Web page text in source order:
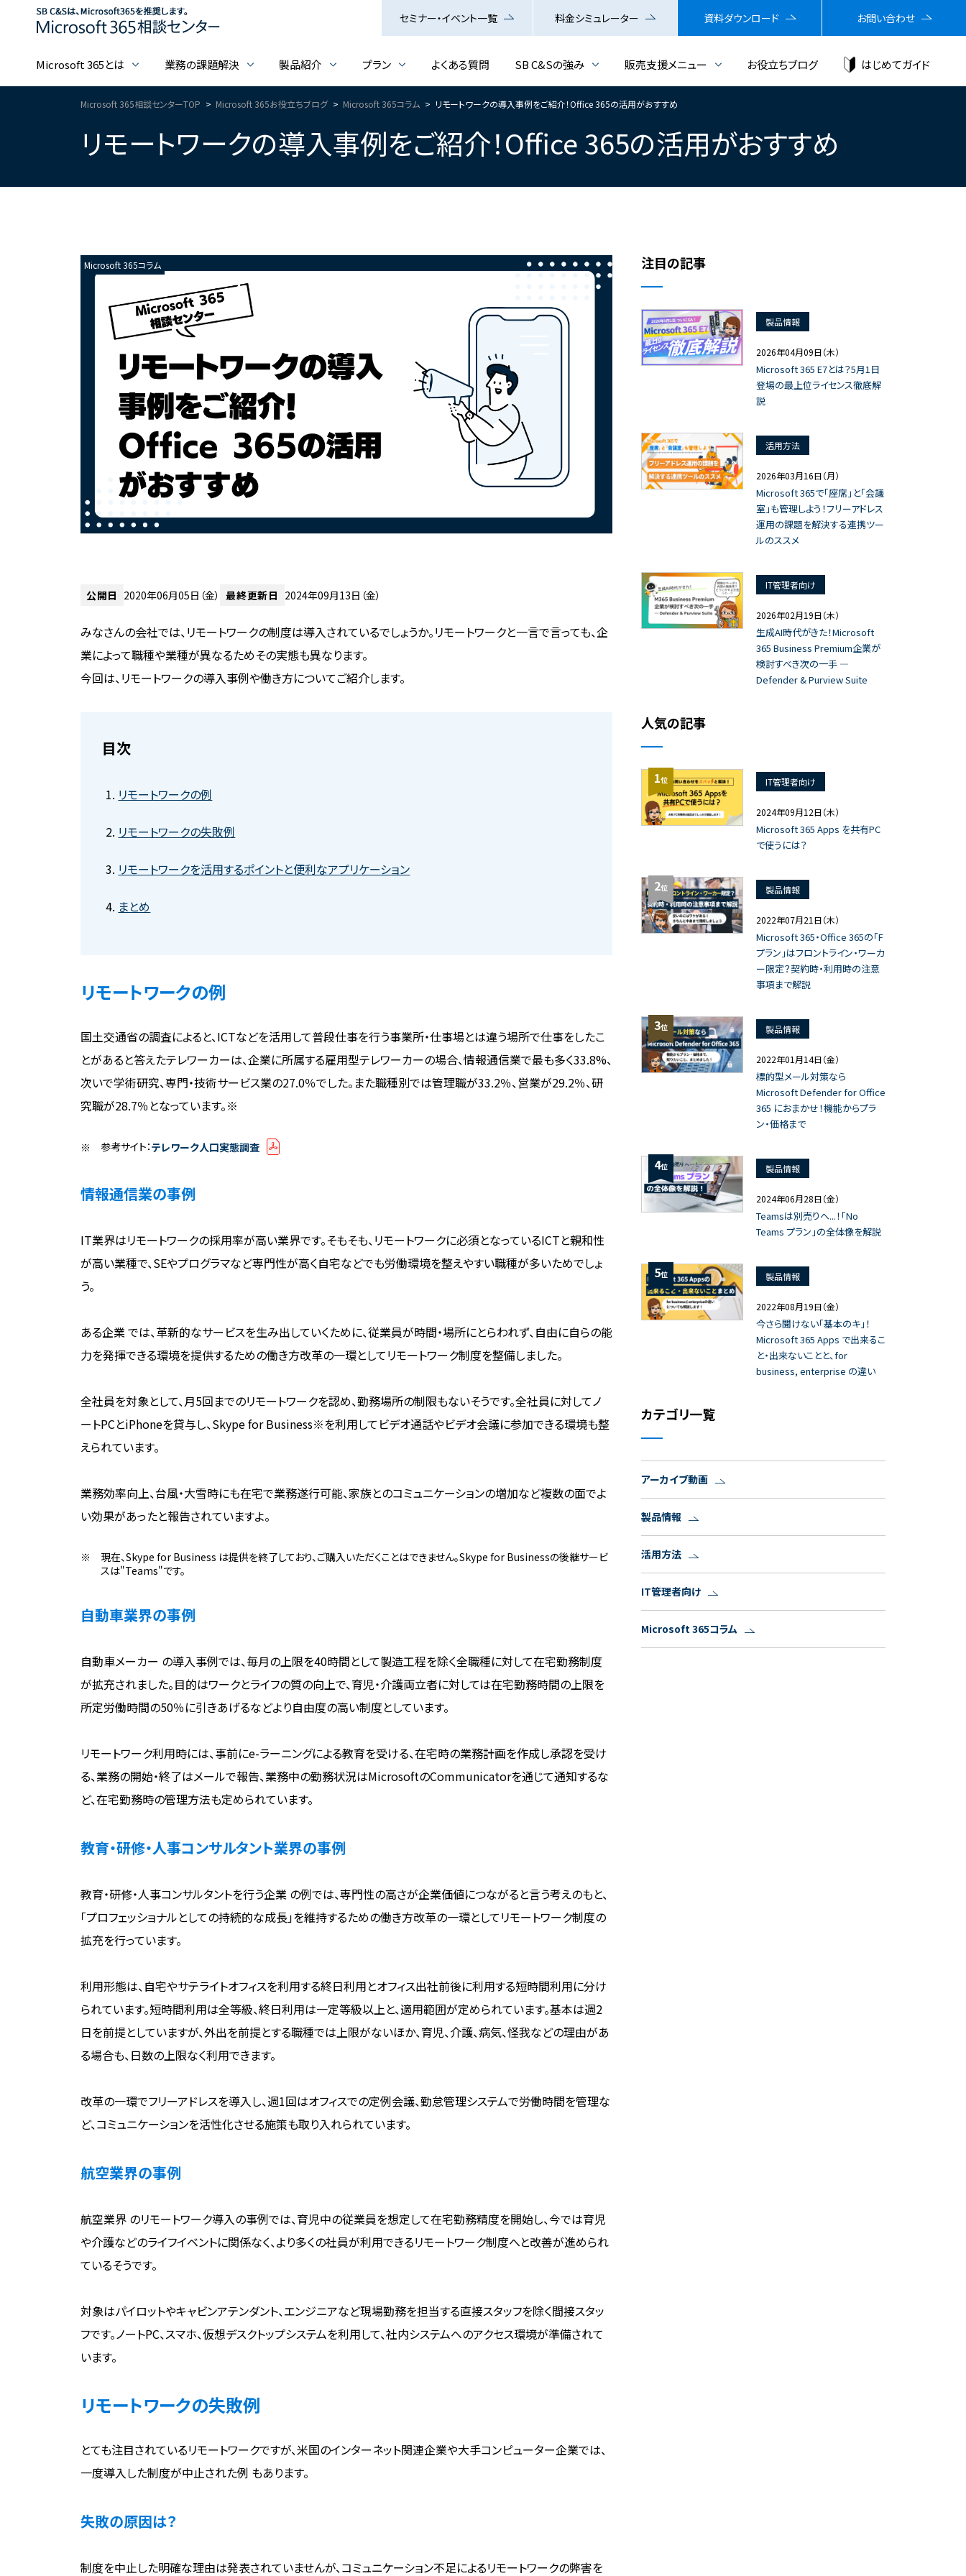
セミナー・イベント一覧 料金シミュレーター 資料ダウンロード お問い合わせ
Microsoft 365とは 業務の課題解決 製品紹介 プラン よくある質問 SB C&Sの強み 販売支援メニュー お役立ちブログ はじめてガイド
Microsoft 365相談センターTOP Microsoft 365お役立ちブログ Microsoft 365コラム リモートワークの導入事例をご紹介！Office 365の活用がおすすめ
リモートワークの導入事例をご紹介！Office 365の活用がおすすめ
Microsoft 365コラム
公開日 2020年06月05日（金） 最終更新日 2024年09月13日（金）
みなさんの会社では、リモートワークの制度は導入されているでしょうか。リモートワークと一言で言っても、企
業によって職種や業種が異なるためその実態も異なります。
今回は、リモートワークの導入事例や働き方についてご紹介します。
目次
リモートワークの例
リモートワークの失敗例
リモートワークを活用するポイントと便利なアプリケーション
まとめ
リモートワークの例
国土交通省の調査によると、ICTなどを活用して普段仕事を行う事業所・仕事場とは違う場所で仕事をしたこ
とがあると答えたテレワーカーは、企業に所属する雇用型テレワーカーの場合、情報通信業で最も多く33.8%、
次いで学術研究、専門・技術サービス業の27.0％でした。また職種別では管理職が33.2％、営業が29.2％、研
究職が28.7％となっています。※
参考サイト：テレワーク人口実態調査
情報通信業の事例
IT業界はリモートワークの採用率が高い業界です。そもそも、リモートワークに必須となっているICTと親和性
が高い業種で、SEやプログラマなど専門性が高く自宅などでも労働環境を整えやすい職種が多いためでしょ
う。
ある企業 では、革新的なサービスを生み出していくために、従業員が時間・場所にとらわれず、自由に自らの能
力を発揮できる環境を提供するための働き方改革の一環としてリモートワーク制度を整備しました。
全社員を対象として、月5回までのリモートワークを認め、勤務場所の制限もないそうです。全社員に対してノ
ートPCとiPhoneを貸与し、Skype for Business※を利用してビデオ通話やビデオ会議に参加できる環境も整
えられています。
業務効率向上、台風・大雪時にも在宅で業務遂行可能、家族とのコミュニケーションの増加など複数の面でよ
い効果があったと報告されていますよ。
現在、Skype for Business は提供を終了しており、ご購入いただくことはできません。Skype for Businessの後継サービ
スは"Teams"です。
自動車業界の事例
自動車メーカー の導入事例では、毎月の上限を40時間として製造工程を除く全職種に対して在宅勤務制度
が拡充されました。目的はワークとライフの質の向上で、育児・介護両立者に対しては在宅勤務時間の上限を
所定労働時間の50％に引きあげるなどより自由度の高い制度としています。
リモートワーク利用時には、事前にe-ラーニングによる教育を受ける、在宅時の業務計画を作成し承認を受け
る、業務の開始・終了はメールで報告、業務中の勤務状況はMicrosoftのCommunicatorを通じて通知するな
ど、在宅勤務時の管理方法も定められています。
教育・研修・人事コンサルタント業界の事例
教育・研修・人事コンサルタントを行う企業 の例では、専門性の高さが企業価値につながると言う考えのもと、
「プロフェッショナルとしての持続的な成長」を維持するための働き方改革の一環としてリモートワーク制度の
拡充を行っています。
利用形態は、自宅やサテライトオフィスを利用する終日利用とオフィス出社前後に利用する短時間利用に分け
られています。短時間利用は全等級、終日利用は一定等級以上と、適用範囲が定められています。基本は週2
日を前提としていますが、外出を前提とする職種では上限がないほか、育児、介護、病気、怪我などの理由があ
る場合も、日数の上限なく利用できます。
改革の一環でフリーアドレスを導入し、週1回はオフィスでの定例会議、勤怠管理システムで労働時間を管理な
ど、コミュニケーションを活性化させる施策も取り入れられています。
航空業界の事例
航空業界 のリモートワーク導入の事例では、育児中の従業員を想定して在宅勤務精度を開始し、今では育児
や介護などのライフイベントに関係なく、より多くの社員が利用できるリモートワーク制度へと改善が進められ
ているそうです。
対象はパイロットやキャビンアテンダント、エンジニアなど現場勤務を担当する直接スタッフを除く間接スタッ
フです。ノートPC、スマホ、仮想デスクトップシステムを利用して、社内システムへのアクセス環境が準備されて
います。
リモートワークの失敗例
とても注目されているリモートワークですが、米国のインターネット関連企業や大手コンピューター企業では、
一度導入した制度が中止された例 もあります。
失敗の原因は？
制度を中止した明確な理由は発表されていませんが、コミュニケーション不足によるリモートワークの弊害を
注目の記事
製品情報
2026年04月09日（木）
Microsoft 365 E7とは？5月1日
登場の最上位ライセンス徹底解
説
活用方法
2026年03月16日（月）
Microsoft 365で「座席」と「会議
室」も管理しよう！フリーアドレス
運用の課題を解決する連携ツー
ルのススメ
IT管理者向け
2026年02月19日（木）
生成AI時代がきた！Microsoft
365 Business Premium企業が
検討すべき次の一手 ―
Defender & Purview Suite
人気の記事
1位 IT管理者向け
2024年09月12日（木）
Microsoft 365 Apps を共有PC
で使うには？
2位 製品情報
2022年07月21日（木）
Microsoft 365・Office 365の「F
プラン」はフロントライン・ワーカ
ー限定？契約時・利用時の注意
事項まで解説
3位 製品情報
2022年01月14日（金）
標的型メール対策なら
Microsoft Defender for Office
365 におまかせ！機能からプラ
ン・価格まで
4位 製品情報
2024年06月28日（金）
Teamsは別売りへ...！「No
Teams プラン」の全体像を解説
5位 製品情報
2022年08月19日（金）
今さら聞けない「基本のキ」！
Microsoft 365 Apps で出来るこ
と・出来ないことと、for
business, enterprise の違い
カテゴリ一覧
アーカイブ動画
製品情報
活用方法
IT管理者向け
Microsoft 365コラム